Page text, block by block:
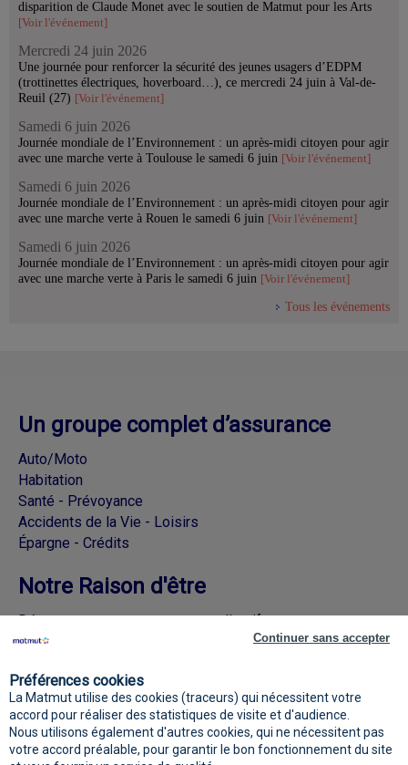
disparition de Claude Monet avec le soutien de Matmut pour les Arts
[Voir l'événement]
Mercredi 24 juin 2026
Une journée pour renforcer la sécurité des jeunes usagers d’EDPM
(trottinettes électriques, hoverboard…), ce mercredi 24 juin à Val-de-
Reuil (27) [Voir l'événement]
Samedi 6 juin 2026
Journée mondiale de l’Environnement : un après-midi citoyen pour agir
avec une marche verte à Toulouse le samedi 6 juin [Voir l'événement]
Samedi 6 juin 2026
Journée mondiale de l’Environnement : un après-midi citoyen pour agir
avec une marche verte à Rouen le samedi 6 juin [Voir l'événement]
Samedi 6 juin 2026
Journée mondiale de l’Environnement : un après-midi citoyen pour agir
avec une marche verte à Paris le samedi 6 juin [Voir l'événement]
Tous les événements
Un groupe complet d’assurance
Auto/Moto
Habitation
Santé - Prévoyance
Accidents de la Vie - Loisirs
Épargne - Crédits
Notre Raison d'être
Découvrez nos engagements collectifs
sociaux
Préférences cookies
La Matmut utilise des cookies (traceurs) qui nécessitent votre
accord pour réaliser des statistiques de visite et d'audience.
Nous utilisons également d'autres cookies, qui ne nécessitent pas
votre accord préalable, pour garantir le bon fonctionnement du site
Continuer sans accepter